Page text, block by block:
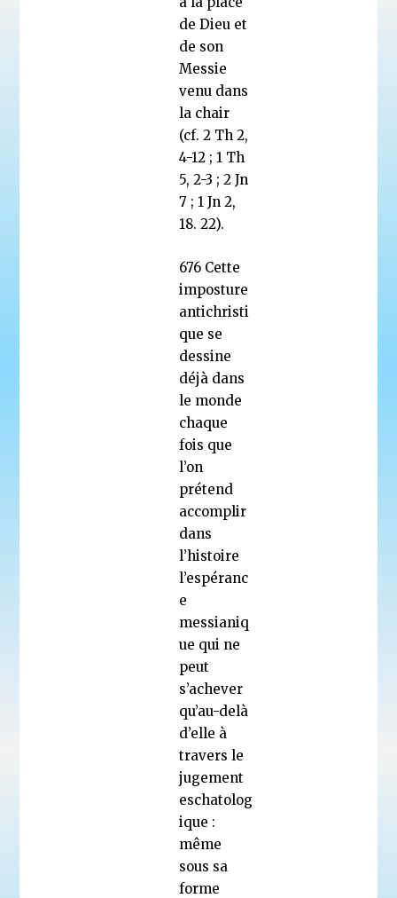
de Dieu et
de son
Messie
venu dans
la chair
(cf. 2 Th 2,
4-12 ; 1 Th
5, 2-3 ; 2 Jn
7 ; 1 Jn 2,
18. 22).
676 Cette
imposture
antichristi
que se
dessine
déjà dans
le monde
chaque
fois que
l’on
prétend
accomplir
dans
l’histoire
l’espéranc
e
messianiq
ue qui ne
peut
s’achever
qu’au-delà
d’elle à
travers le
jugement
eschatolog
ique :
même
sous sa
forme